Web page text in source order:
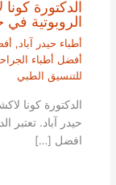
الدكتورة
الروبوتية في
أطباء حيدر آباد ,
أفضل أطباء الجراحة
للتنسيق الطبي
الدكتورة كونا
حيدر آباد. تعتبر
افضل […]